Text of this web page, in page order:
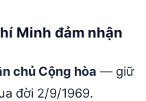
Minh đảm nhận
chủ Cộng hòa — giữ
đời 2/9/1969.